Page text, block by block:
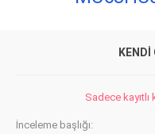
KENDI
Sadece kayıtlı
İnceleme başlığı: